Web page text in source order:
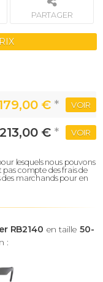
PARTAGER
€ * VOIR
213,00 € * VOIR
lesquels nous pouvons
pas compte des frais de
des marchands pour en
RB2140 en taille50-
: